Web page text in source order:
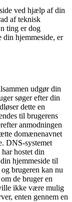
ved hjælp af din
af teknisk
ting er dog
din hjemmeside, er
udgør din
søger efter din
dette en
til brugerens
anmodningen
domænenavnet
DNS-systemet
hostet din
hjemmeside til
brugeren kan nu
de bruger en
ikke være mulig
enten gennem en